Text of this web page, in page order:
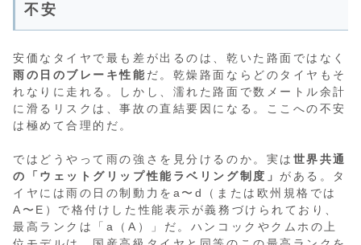
不安
安価なタイヤで最も差が出るのは、乾いた路面ではなく
雨の日のブレーキ性能だ。乾燥路面ならどのタイヤもそ
れなりに走れる。しかし、濡れた路面で数メートル余計
に滑るリスクは、事故の直結要因になる。ここへの不安
は極めて合理的だ。
ではどうやって雨の強さを見分けるのか。実は 世界共通
の「ウェットグリップ性能ラベリング制度」 がある。タ
イヤには雨の日の制動力をa〜d（または欧州規格では
A〜E）で格付けした性能表示が義務づけられており、
最高ランクは「a（A）」だ。ハンコックやクムホの上